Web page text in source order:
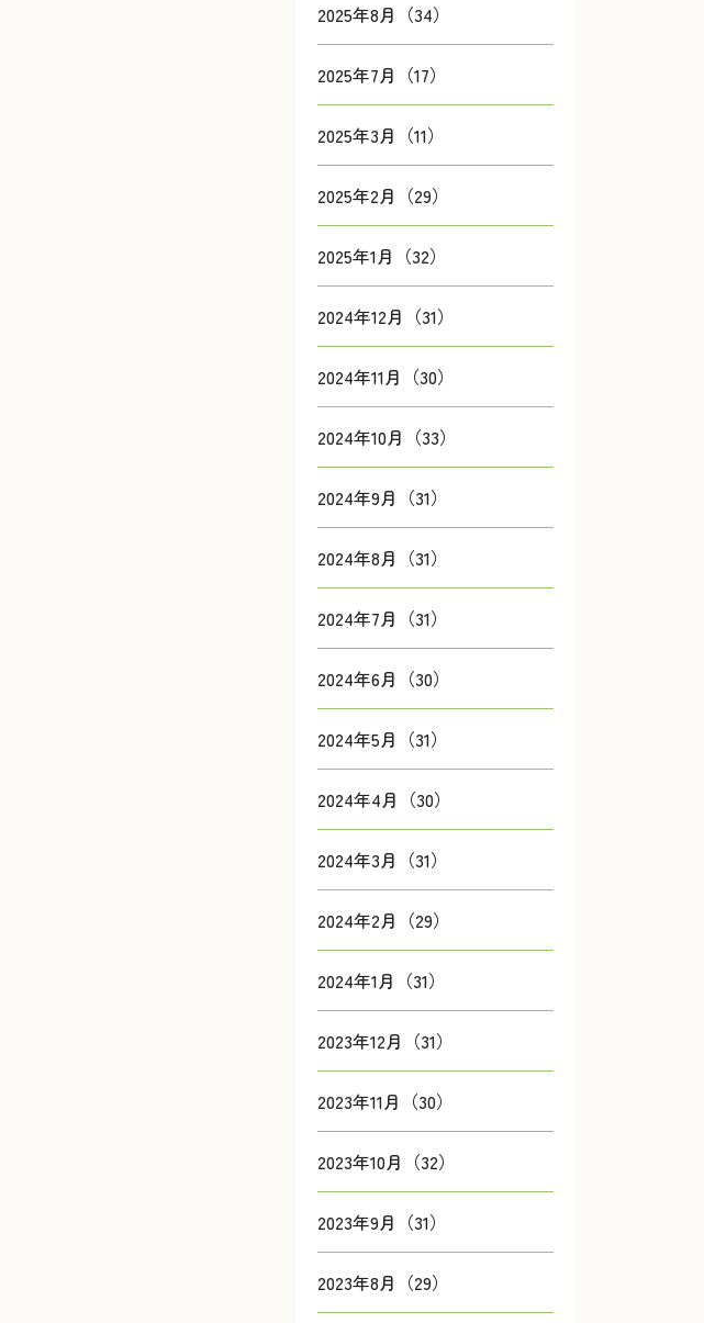
2025年8月（34）
2025年7月（17）
2025年3月（11）
2025年2月（29）
2025年1月（32）
2024年12月（31）
2024年11月（30）
2024年10月（33）
2024年9月（31）
2024年8月（31）
2024年7月（31）
2024年6月（30）
2024年5月（31）
2024年4月（30）
2024年3月（31）
2024年2月（29）
2024年1月（31）
2023年12月（31）
2023年11月（30）
2023年10月（32）
2023年9月（31）
2023年8月（29）